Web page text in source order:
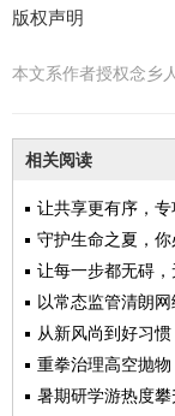
版权声明
本文系作者授权念乡
相关阅读
让共享更有序，
守护生命之夏，
让每一步都无碍
以常态监管清朗
从新风尚到好习
重拳治理高空抛
暑期研学游热度